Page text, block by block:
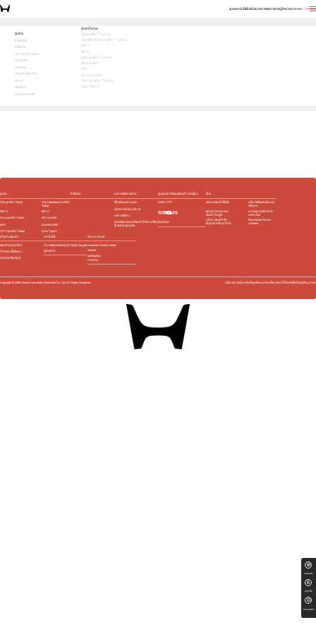
รุ่นรถเทคโนโลยีโปรโมชันบริการหลังการขายผู้จำหน่ายบทความENTH
รุ่นรถ
เทคโนโลยี
โปรโมชัน
บริการหลังการขาย
ผู้จำหน่าย
บทความ
เกี่ยวกับฮอนด้า
อื่นๆ
ติดต่อเรา
ร่วมงานกับเรา
รุ่นรถทั้งหมด
City (e:HEV / Turbo)
City Hatchback (e:HEV / Turbo)
WR-V
BR-V
Civic (e:HEV / Turbo)
HR-V e:HEV
e:N1
Accord e:HEV
CR-V (e:HEV / Turbo)
Civic Type R
ทดลองขับ
สนใจซื้อ
ใบเสนอราคา
เลือกคันที่ใช่ แล้วพบข้อเสนอที่ตรงใจ
3 เลือกคันที่ใช่
รุ่นรถ
City (e:HEV / Turbo)
City Hatchback (e:HEV /
Turbo)
WR-V
BR-V
Civic (e:HEV / Turbo)
HR-V e:HEV
e:N1
Accord e:HEV
CR-V (e:HEV / Turbo)
Civic Type R
โปรโมชัน
บริการหลังการขาย
เช็กรถยนต์ตามระยะ
นัดหมายเข้ารับบริการ
บริการพิเศษ
ตรวจสอบรถยนต์ฮอนด้าที่ต้อง เปลี่ยน
ชิ้นส่วนในชุดถุงลม
ศูนย์บริการข้อมูลฮอนด้า 24 ชั่วโมง
0 2341 7777
ติดต่อเรา
อื่นๆ
รถยนต์ฮอนด้าใช้แล้ว
นโยบายสิ่งแวดล้อม และ
พลังงาน
ชุดอุปกรณ์ตกแต่ง​
ฮอนด้า โมดูโล
มาตรฐานผลิตภัณฑ์
ฉลากเขียว
บริษัท ฮอนด้า ลีส
ซิ่ง(ประเทศไทย) จำกัด
Blue Skies For Our
Children
เกี่ยวกับฮอนด้า
ฮอนด้าประเทศไทย
กิจกรรมเพื่อสังคม
ข่าวประชาสัมพันธ์
เทคโนโลยี
ที่มาพร้อมแอปและบริการของ Google
ผู้จำหน่าย
ร่วมงานกับเรา
Facebook Honda Career
Jobsdb
JobTopGun
บทความ
Copyright ©2026Honda Automobile (Thailand) Co., Ltd. All Rights Reserved. นโยบายการคุ้มครองข้อมูลส่วนบุคคลนโยบายคุกกี้ติดต่อเรื่องข้อมูลส่วนบุคคล